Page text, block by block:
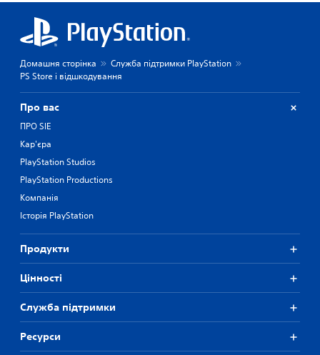
Домашня сторінка
Служба підтримки PlayStation
PS Store і відшкодування
Про вас
ПРО SIE
Кар'єра
PlayStation Studios
PlayStation Productions
Компанія
Історія PlayStation
Продукти
Цiнностi
Служба підтримки
Ресурси